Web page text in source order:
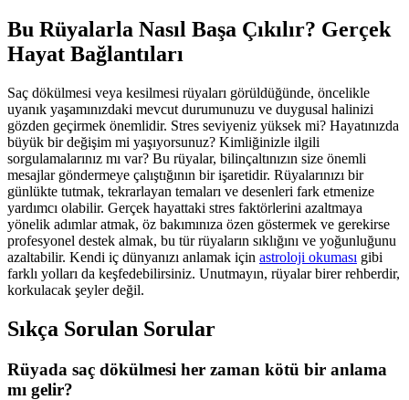
Bu Rüyalarla Nasıl Başa Çıkılır? Gerçek
Hayat Bağlantıları
Saç dökülmesi veya kesilmesi rüyaları görüldüğünde, öncelikle
uyanık yaşamınızdaki mevcut durumunuzu ve duygusal halinizi
gözden geçirmek önemlidir. Stres seviyeniz yüksek mi? Hayatınızda
büyük bir değişim mi yaşıyorsunuz? Kimliğinizle ilgili
sorgulamalarınız mı var? Bu rüyalar, bilinçaltınızın size önemli
mesajlar göndermeye çalıştığının bir işaretidir. Rüyalarınızı bir
günlükte tutmak, tekrarlayan temaları ve desenleri fark etmenize
yardımcı olabilir. Gerçek hayattaki stres faktörlerini azaltmaya
yönelik adımlar atmak, öz bakımınıza özen göstermek ve gerekirse
profesyonel destek almak, bu tür rüyaların sıklığını ve yoğunluğunu
azaltabilir. Kendi iç dünyanızı anlamak için astroloji okuması gibi
farklı yolları da keşfedebilirsiniz. Unutmayın, rüyalar birer rehberdir,
korkulacak şeyler değil.
Sıkça Sorulan Sorular
Rüyada saç dökülmesi her zaman kötü bir anlama
mı gelir?